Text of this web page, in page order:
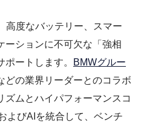
高度なバッテリー、スマー
ーションに不可欠な「強相
ートします。
BMWグルー
どの業界リーダーとのコラボ
ズムとハイパフォーマンスコ
よびAIを統合して、ベンチ